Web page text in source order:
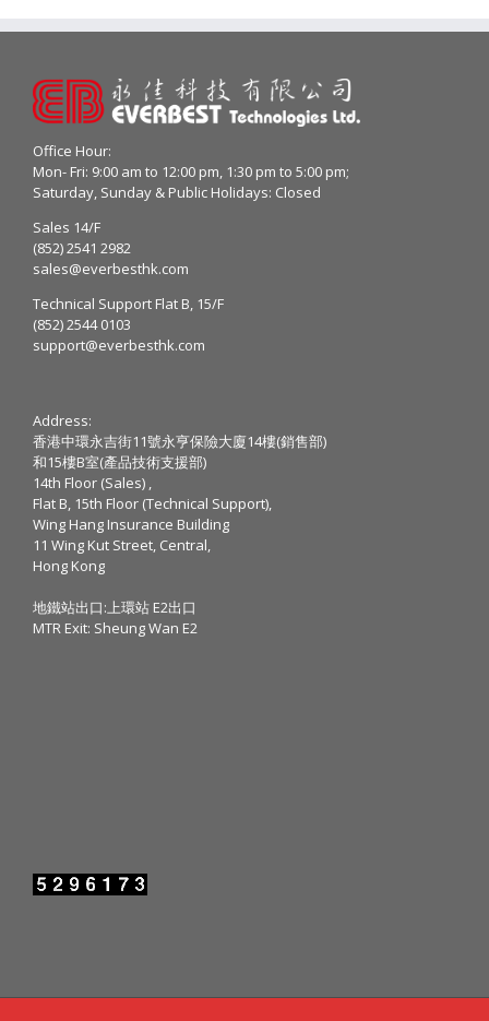
Office Hour:
Mon- Fri: 9:00 am to 12:00 pm, 1:30 pm to 5:00 pm;
Saturday, Sunday & Public Holidays: Closed
Sales 14/F
(852) 2541 2982
sales@everbesthk.com
Technical Support Flat B, 15/F
(852) 2544 0103
support@everbesthk.com
Address:
香港中環永吉街11號永亨保險大廈14樓(銷售部)
和15樓B室(產品技術支援部)
14th Floor (Sales) ,
Flat B, 15th Floor (Technical Support),
Wing Hang Insurance Building
11 Wing Kut Street, Central,
Hong Kong
地鐵站出口:上環站 E2出口
MTR Exit: Sheung Wan E2